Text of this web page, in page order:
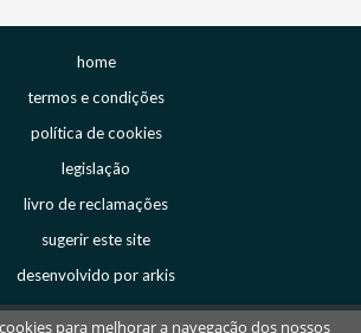
home
termos e condições
política de cookies
legislação
livro de reclamações
sugerir este site
desenvolvido por arkis
para melhorar a navegação dos nossos